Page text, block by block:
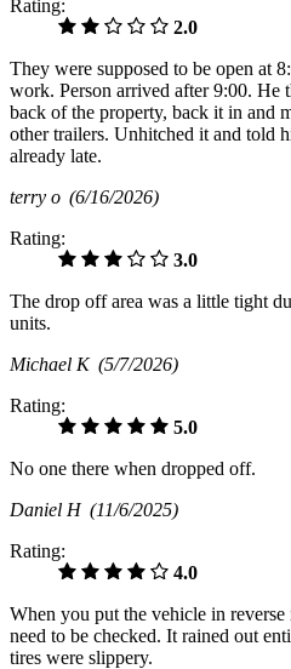
Rating:
2.0
They were supposed to be open at
work. Person arrived after 9:00. He
back of the property, back it in and
other trailers. Unhitched it and told
already late.
terry o (6/16/2026)
Rating:
3.0
The drop off area was a little tight
units.
Michael K (5/7/2026)
Rating:
5.0
No one there when dropped off.
Daniel H (11/6/2025)
Rating:
4.0
When you put the vehicle in
need to be checked. It rained out
tires were slippery.